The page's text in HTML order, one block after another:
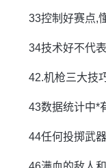
33控制好赛点,
34技术好不代
42.机枪三大技
43数据统计中*
44任何投掷武